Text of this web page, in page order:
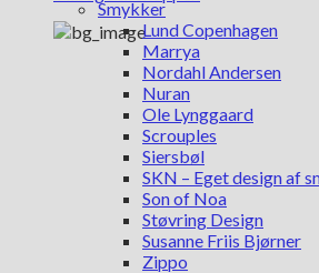
Smykker
Lund Copenhagen
Marrya
Nordahl Andersen
Nuran
Ole Lynggaard
Scrouples
Siersbøl
SKN – Eget design af
Son of Noa
Støvring Design
Susanne Friis Bjørner
Zippo